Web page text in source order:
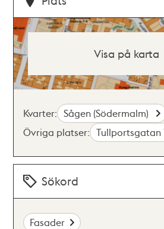
Visa på karta
Kvarter: Sågen (Södermalm)
Övriga platser: Tullportsgatan
Sökord
Fasader